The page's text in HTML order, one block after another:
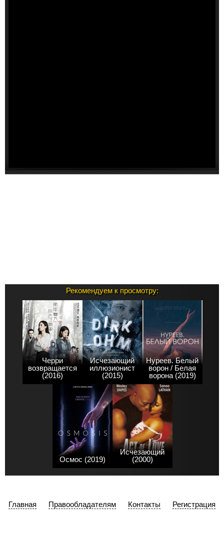
Рекомендуем к просмотру:
Черри
возвращается
(2016)
Исчезающий
иллюзионист
(2015)
Нуреев. Белый
ворон / Белая
ворона (2019)
Осмос (2019)
Исчезающий
(2000)
Главная Правообладателям Контакты Регистрация